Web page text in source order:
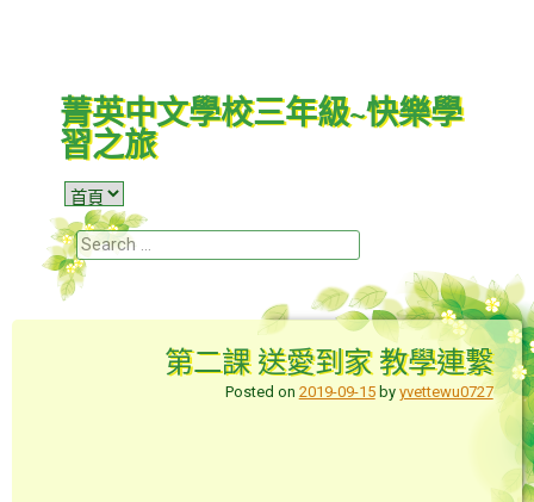
菁英中文學校三年級~快樂學
習之旅
Menu
Skip to content
Search
第二課 送愛到家 教學連繫
Posted on 2019-09-15by yvettewu0727